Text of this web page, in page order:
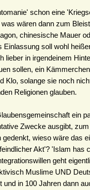
schon eine
wären dann zum
chinesische Mauer
Einlassung soll wohl
lieber in irgendeinem
sollen, ein
Klo, solange sie noch
Religionen glauben.
ein
Zwecke ausgibt,
gedenkt, wieso wäre das
Akt'? 'Islam has
geht
Muslime UND
und in 100 Jahren dann